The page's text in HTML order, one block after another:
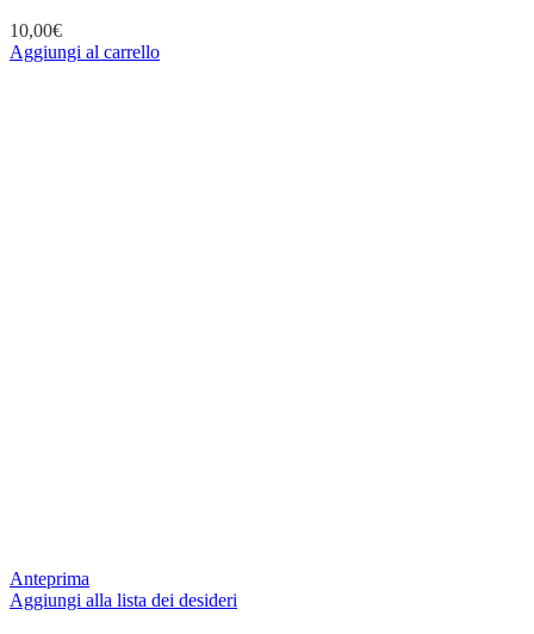
10,00€
Aggiungi al carrello
Anteprima
Aggiungi alla lista dei desideri